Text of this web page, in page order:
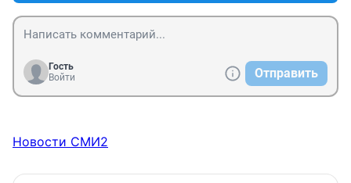
очевиден, особенно если учесть, что за обезб укол
приходится платить (ультракаин, который лучше
действует) и пломбу, если хочешь чтоб она долго
простояла (световая). Разница в цене не велика, а
качество отличается в разы. Зубы это не то, на чем
надо и можно экономить.
Гость
Войти
Отправить
Новости СМИ2